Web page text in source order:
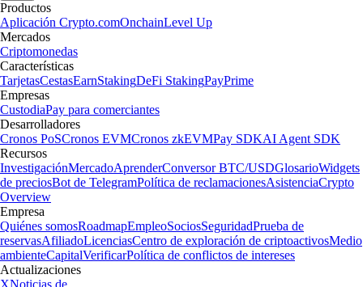
Productos
Aplicación Crypto.comOnchainLevel Up
Mercados
Criptomonedas
Características
TarjetasCestasEarnStakingDeFi StakingPayPrime
Empresas
CustodiaPay para comerciantes
Desarrolladores
Cronos PoSCronos EVMCronos zkEVMPay SDKAI Agent SDK
Recursos
InvestigaciónMercadoAprenderConversor BTC/USDGlosarioWidgets
de preciosBot de TelegramPolítica de reclamacionesAsistenciaCrypto
Overview
Empresa
Quiénes somosRoadmapEmpleoSociosSeguridadPrueba de
reservasAfiliadoLicenciasCentro de exploración de criptoactivosMedio
ambienteCapitalVerificarPolítica de conflictos de intereses
Actualizaciones
XNoticias de